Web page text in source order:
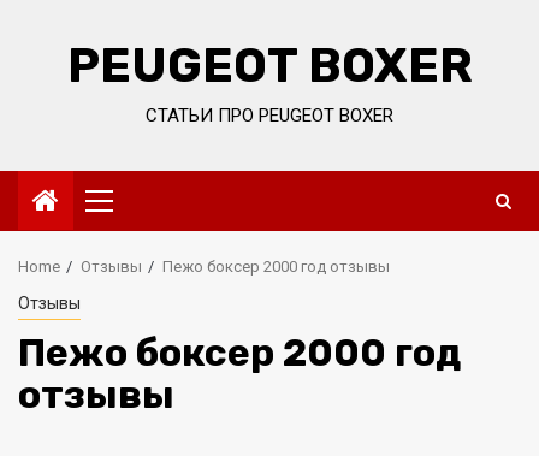
PEUGEOT BOXER
СТАТЬИ ПРО PEUGEOT BOXER
Primary
Menu
Home Отзывы Пежо боксер 2000 год отзывы
Отзывы
Пежо боксер 2000 год
отзывы